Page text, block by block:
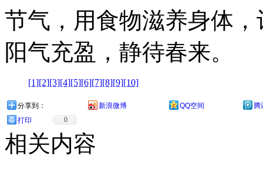
节气，用食物滋养身体
阳气充盈，静待春来。
[1][2][3][4][5][6][7][8][9][10]
分享到： 新浪微博 QQ空间
腾
打印
0
相关内容